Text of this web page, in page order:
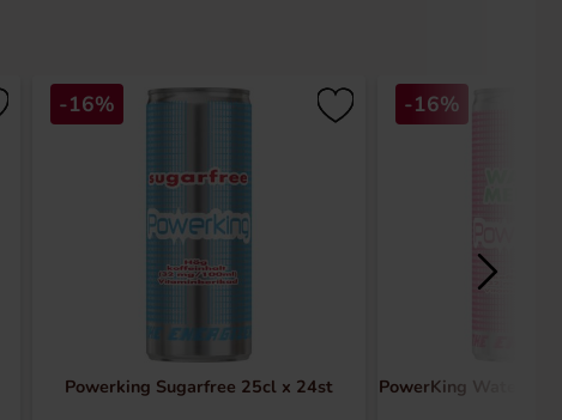
-16%
Powerking Sugarfree 25cl x 24st
-16%
PowerKing